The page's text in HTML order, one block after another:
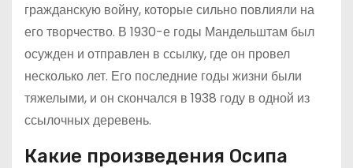
гражданскую войну, которые сильно повлияли на
его творчество. В 1930-е годы Мандельштам был
осужден и отправлен в ссылку, где он провел
несколько лет. Его последние годы жизни были
тяжелыми, и он скончался в 1938 году в одной из
ссылочных деревень.
Какие произведения Осипа